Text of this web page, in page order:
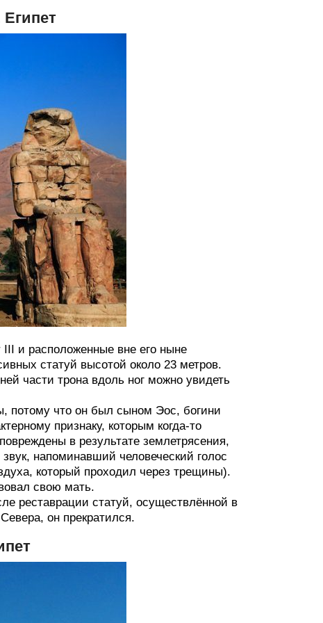
и расположенные вне его ныне
статуй высотой около 23 метров.
части трона вдоль ног можно увидеть
потому что он был сыном Эос, богини
признаку, которым когда-то
в результате землетрясения,
напоминавший человеческий голос
который проходил через трещины).
свою мать.
реставрации статуй, осуществлённой в
он прекратился.